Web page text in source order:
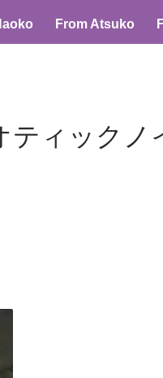
From Atsuko
ティックノ